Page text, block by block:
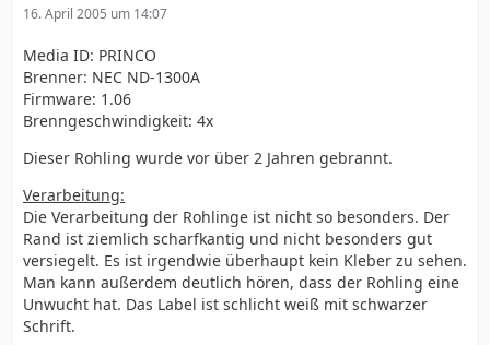
16. April 2005 um 14:07
Media ID: PRINCO
Brenner: NEC ND-1300A
Firmware: 1.06
Brenngeschwindigkeit: 4x
Dieser Rohling wurde vor über 2 Jahren gebrannt.
Verarbeitung:
Die Verarbeitung der Rohlinge ist nicht so besonders. Der
Rand ist ziemlich scharfkantig und nicht besonders gut
versiegelt. Es ist irgendwie überhaupt kein Kleber zu sehen.
Man kann außerdem deutlich hören, dass der Rohling eine
Unwucht hat. Das Label ist schlicht weiß mit schwarzer
Schrift.